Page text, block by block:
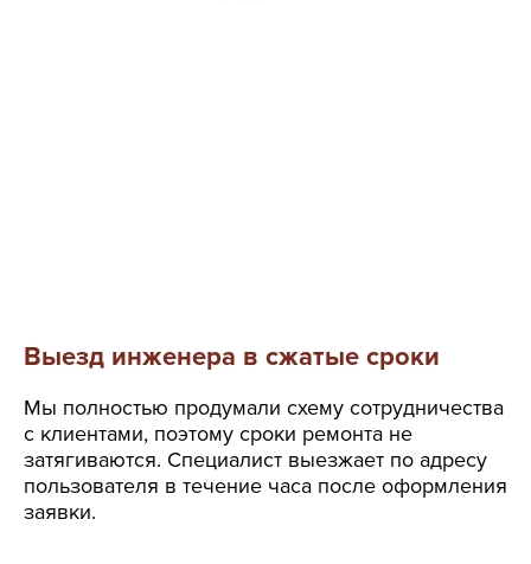
Выезд инженера в сжатые сроки
Мы полностью продумали схему сотрудничества
с клиентами, поэтому сроки ремонта не
затягиваются. Специалист выезжает по адресу
пользователя в течение часа после оформления
заявки.